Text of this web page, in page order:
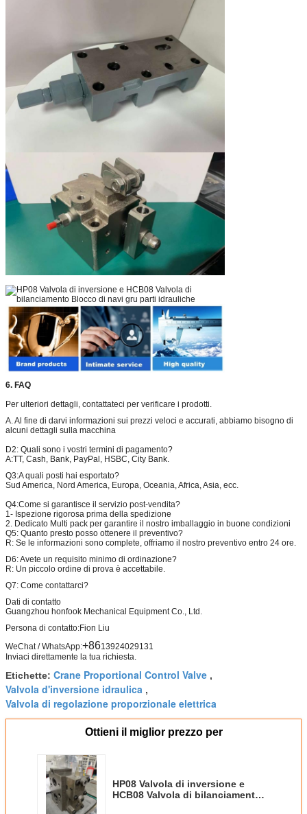
6. FAQ
Per ulteriori dettagli, contattateci per verificare i prodotti.
A. Al fine di darvi informazioni sui prezzi veloci e accurati, abbiamo bisogno di
alcuni dettagli sulla macchina
D2: Quali sono i vostri termini di pagamento?
A:TT, Cash, Bank, PayPal, HSBC, City Bank.
Q3:A quali posti hai esportato?
Sud America, Nord America, Europa, Oceania, Africa, Asia, ecc.
Q4:Come si garantisce il servizio post-vendita?
1- Ispezione rigorosa prima della spedizione
2. Dedicato Multi pack per garantire il nostro imballaggio in buone condizioni
Q5: Quanto presto posso ottenere il preventivo?
R: Se le informazioni sono complete, offriamo il nostro preventivo entro 24 ore.
D6: Avete un requisito minimo di ordinazione?
R: Un piccolo ordine di prova è accettabile.
Q7: Come contattarci?
Dati di contatto
Guangzhou honfook Mechanical Equipment Co., Ltd.
Persona di contatto:Fion Liu
WeChat / WhatsApp:+8613924029131
Inviaci direttamente la tua richiesta.
Etichette: Crane Proportional Control Valve ,
Valvola d'inversione idraulica ,
Valvola di regolazione proporzionale elettrica
Ottieni il miglior prezzo per
HP08 Valvola di inversione e
HCB08 Valvola di bilanciamento